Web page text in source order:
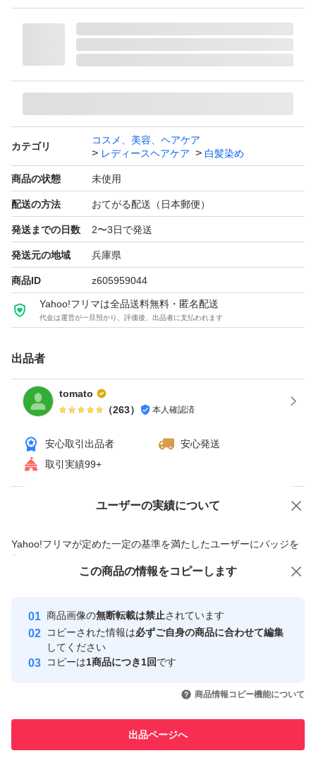
カテゴリ
コスメ、美容、ヘアケア
レディースヘアケア
白髪染め
商品の状態 未使用
配送の方法 おてがる配送（日本郵便）
発送までの日数 2〜3日で発送
発送元の地域 兵庫県
商品ID z605959044
Yahoo!フリマは全品送料無料・匿名配送
代金は運営が一旦預かり、評価後、出品者に支払われます
出品者
tomato
（263） 本人確認済
安心取引出品者
安心発送
取引実績99+
ユーザーの実績について
Yahoo!フリマが定めた一定の基準を満たしたユーザーにバッジを
付与しています
安心取引出品者
心・安全なユーザーです
取引実績
引を完了させた実績があります
での取引実績があります
価格の相談 商品への質問
この商品の情報をコピーします
商品画像の無断転載は禁止されています
コピーされた情報は必ずご自身の商品に合わせて編集
してください
コピーは1商品につき1回です
商品情報コピー機能について
出品ページへ
この商品をみている人にオススメ